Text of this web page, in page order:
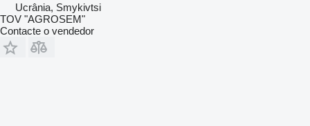
Ucrânia, Smykivtsi
TOV "AGROSEM"
Contacte o vendedor